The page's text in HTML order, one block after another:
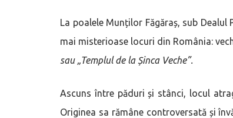
La poalele Munților Făgăraș, sub Dealul
mai misterioase locuri din România:
sau „Templul de la Șinca Veche”.
Ascuns între păduri și stânci, locul
Originea sa rămâne controversată și